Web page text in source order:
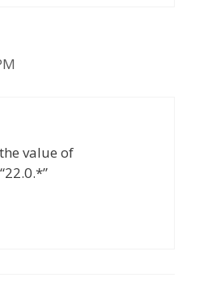
value of